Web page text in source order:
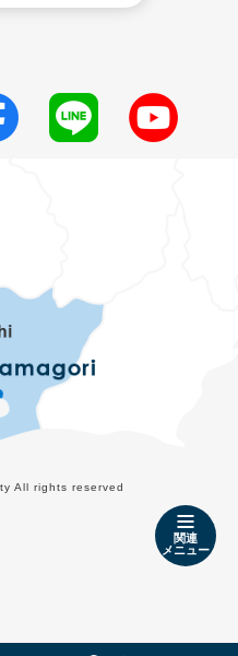
関連
メニュー
All rights reserved